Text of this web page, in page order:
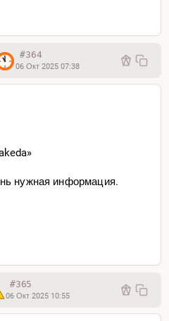
#364
06 Окт 2025 07:38
нужная информация.
#365
06 Окт 2025 10:55